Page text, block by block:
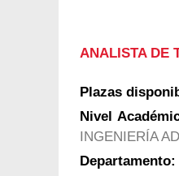
ANALISTA DE
Plazas
Nivel
INGENIERÍA
Departamento: